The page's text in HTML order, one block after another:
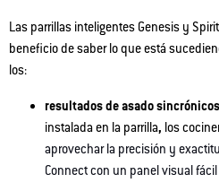
Las parrillas inteligentes Genesis y
beneficio de saber lo que está
los:
resultados de asado
instalada en la parrilla, los
aprovechar la precisión y
Connect con un panel visual